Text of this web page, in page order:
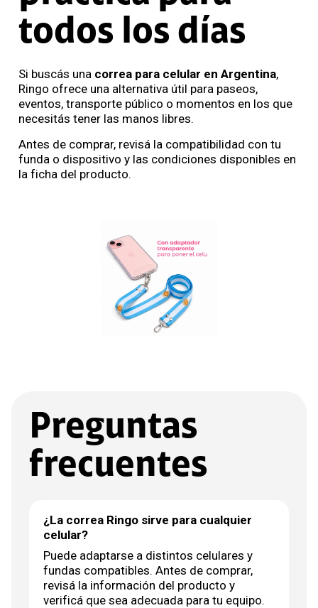
todos los días
Si buscás una correa para celular en Argentina,
Ringo ofrece una alternativa útil para paseos,
eventos, transporte público o momentos en los que
necesitás tener las manos libres.
Antes de comprar, revisá la compatibilidad con tu
funda o dispositivo y las condiciones disponibles en
la ficha del producto.
Preguntas
frecuentes
¿La correa Ringo sirve para cualquier
celular?
Puede adaptarse a distintos celulares y
fundas compatibles. Antes de comprar,
revisá la información del producto y
verificá que sea adecuada para tu equipo.